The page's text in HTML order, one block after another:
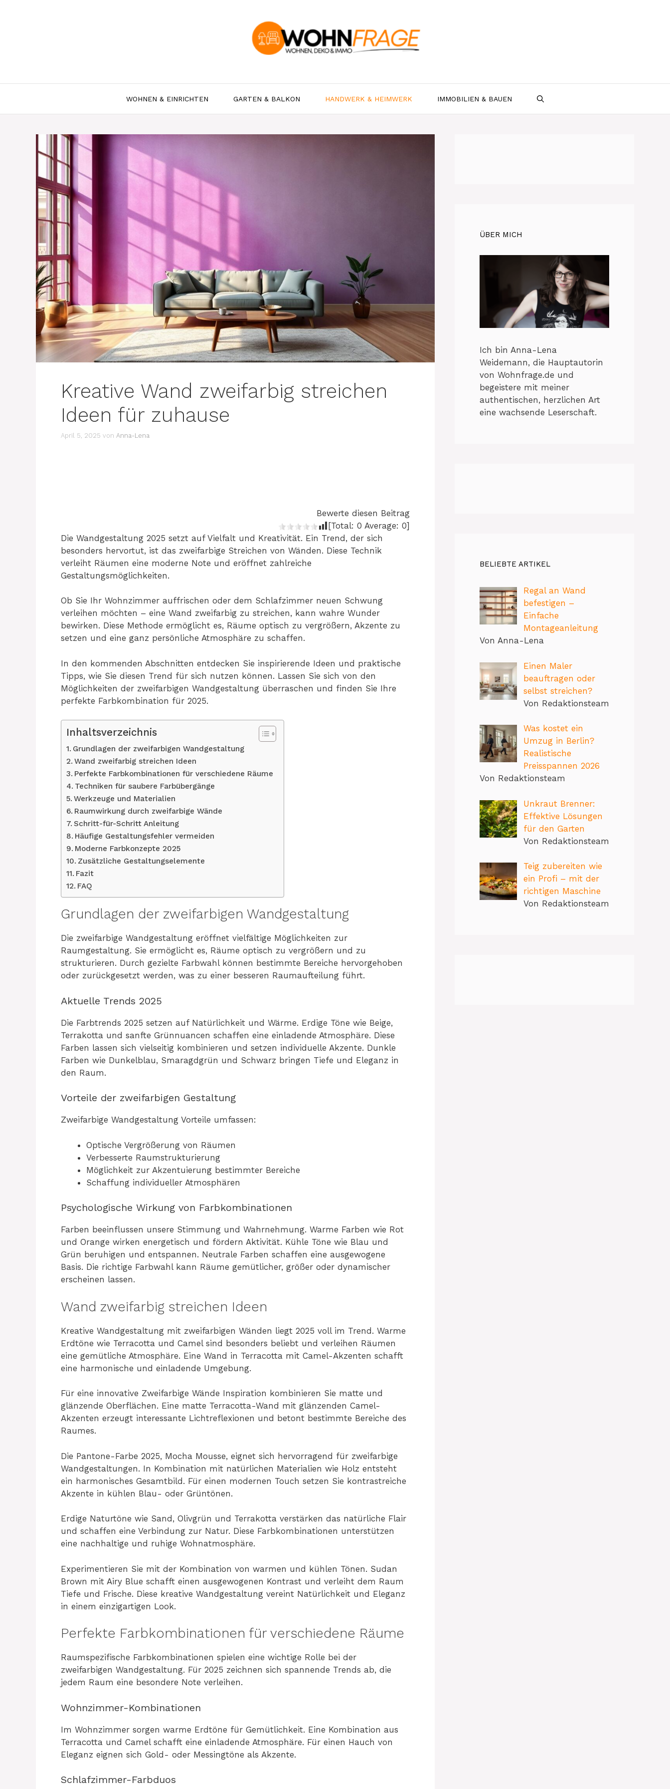
WOHNEN & EINRICHTEN GARTEN & BALKON HANDWERK & HEIMWERK IMMOBILIEN & BAUEN
Kreative Wand zweifarbig streichen
Ideen für zuhause
April 5, 2025 von Anna-Lena
Bewerte diesen Beitrag
[Total: 0 Average: 0]
Die Wandgestaltung 2025 setzt auf Vielfalt und Kreativität. Ein Trend, der sich
besonders hervortut, ist das zweifarbige Streichen von Wänden. Diese Technik
verleiht Räumen eine moderne Note und eröffnet zahlreiche
Gestaltungsmöglichkeiten.
Ob Sie Ihr Wohnzimmer auffrischen oder dem Schlafzimmer neuen Schwung
verleihen möchten – eine Wand zweifarbig zu streichen, kann wahre Wunder
bewirken. Diese Methode ermöglicht es, Räume optisch zu vergrößern, Akzente zu
setzen und eine ganz persönliche Atmosphäre zu schaffen.
In den kommenden Abschnitten entdecken Sie inspirierende Ideen und praktische
Tipps, wie Sie diesen Trend für sich nutzen können. Lassen Sie sich von den
Möglichkeiten der zweifarbigen Wandgestaltung überraschen und finden Sie Ihre
perfekte Farbkombination für 2025.
Inhaltsverzeichnis
Grundlagen der zweifarbigen Wandgestaltung
Wand zweifarbig streichen Ideen
Perfekte Farbkombinationen für verschiedene Räume
Techniken für saubere Farbübergänge
Werkzeuge und Materialien
Raumwirkung durch zweifarbige Wände
Schritt-für-Schritt Anleitung
Häufige Gestaltungsfehler vermeiden
Moderne Farbkonzepte 2025
Zusätzliche Gestaltungselemente
Fazit
FAQ
Grundlagen der zweifarbigen Wandgestaltung
Die zweifarbige Wandgestaltung eröffnet vielfältige Möglichkeiten zur
Raumgestaltung. Sie ermöglicht es, Räume optisch zu vergrößern und zu
strukturieren. Durch gezielte Farbwahl können bestimmte Bereiche hervorgehoben
oder zurückgesetzt werden, was zu einer besseren Raumaufteilung führt.
Aktuelle Trends 2025
Die Farbtrends 2025 setzen auf Natürlichkeit und Wärme. Erdige Töne wie Beige,
Terrakotta und sanfte Grünnuancen schaffen eine einladende Atmosphäre. Diese
Farben lassen sich vielseitig kombinieren und setzen individuelle Akzente. Dunkle
Farben wie Dunkelblau, Smaragdgrün und Schwarz bringen Tiefe und Eleganz in
den Raum.
Vorteile der zweifarbigen Gestaltung
Zweifarbige Wandgestaltung Vorteile umfassen:
Optische Vergrößerung von Räumen
Verbesserte Raumstrukturierung
Möglichkeit zur Akzentuierung bestimmter Bereiche
Schaffung individueller Atmosphären
Psychologische Wirkung von Farbkombinationen
Farben beeinflussen unsere Stimmung und Wahrnehmung. Warme Farben wie Rot
und Orange wirken energetisch und fördern Aktivität. Kühle Töne wie Blau und
Grün beruhigen und entspannen. Neutrale Farben schaffen eine ausgewogene
Basis. Die richtige Farbwahl kann Räume gemütlicher, größer oder dynamischer
erscheinen lassen.
Wand zweifarbig streichen Ideen
Kreative Wandgestaltung mit zweifarbigen Wänden liegt 2025 voll im Trend. Warme
Erdtöne wie Terracotta und Camel sind besonders beliebt und verleihen Räumen
eine gemütliche Atmosphäre. Eine Wand in Terracotta mit Camel-Akzenten schafft
eine harmonische und einladende Umgebung.
Für eine innovative Zweifarbige Wände Inspiration kombinieren Sie matte und
glänzende Oberflächen. Eine matte Terracotta-Wand mit glänzenden Camel-
Akzenten erzeugt interessante Lichtreflexionen und betont bestimmte Bereiche des
Raumes.
Die Pantone-Farbe 2025, Mocha Mousse, eignet sich hervorragend für zweifarbige
Wandgestaltungen. In Kombination mit natürlichen Materialien wie Holz entsteht
ein harmonisches Gesamtbild. Für einen modernen Touch setzen Sie kontrastreiche
Akzente in kühlen Blau- oder Grüntönen.
Erdige Naturtöne wie Sand, Olivgrün und Terrakotta verstärken das natürliche Flair
und schaffen eine Verbindung zur Natur. Diese Farbkombinationen unterstützen
eine nachhaltige und ruhige Wohnatmosphäre.
Experimentieren Sie mit der Kombination von warmen und kühlen Tönen. Sudan
Brown mit Airy Blue schafft einen ausgewogenen Kontrast und verleiht dem Raum
Tiefe und Frische. Diese kreative Wandgestaltung vereint Natürlichkeit und Eleganz
in einem einzigartigen Look.
Perfekte Farbkombinationen für verschiedene Räume
Raumspezifische Farbkombinationen spielen eine wichtige Rolle bei der
zweifarbigen Wandgestaltung. Für 2025 zeichnen sich spannende Trends ab, die
jedem Raum eine besondere Note verleihen.
Wohnzimmer-Kombinationen
Im Wohnzimmer sorgen warme Erdtöne für Gemütlichkeit. Eine Kombination aus
Terracotta und Camel schafft eine einladende Atmosphäre. Für einen Hauch von
Eleganz eignen sich Gold- oder Messingtöne als Akzente.
Schlafzimmer-Farbduos
ÜBER MICH
Ich bin Anna-Lena
Weidemann, die Hauptautorin
von Wohnfrage.de und
begeistere mit meiner
authentischen, herzlichen Art
eine wachsende Leserschaft.
BELIEBTE ARTIKEL
Regal an Wand
befestigen –
Einfache
Montageanleitung
Von Anna-Lena
Einen Maler
beauftragen oder
selbst streichen?
Von Redaktionsteam
Was kostet ein
Umzug in Berlin?
Realistische
Preisspannen 2026
Von Redaktionsteam
Unkraut Brenner:
Effektive Lösungen
für den Garten
Von Redaktionsteam
Teig zubereiten wie
ein Profi – mit der
richtigen Maschine
Von Redaktionsteam